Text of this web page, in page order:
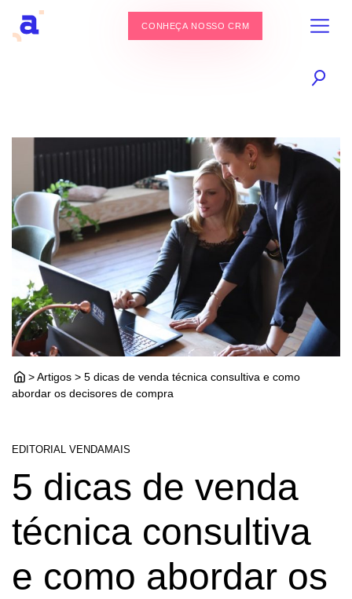
CONHEÇA NOSSO CRM
> Artigos > 5 dicas de venda técnica consultiva e como
abordar os decisores de compra
EDITORIAL VENDAMAIS
5 dicas de venda
técnica consultiva
e como abordar os